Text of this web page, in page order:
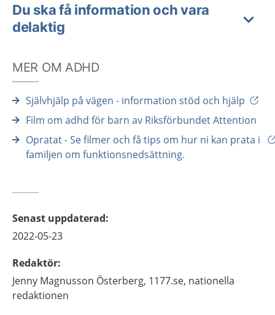
Du ska få information och vara
delaktig
MER OM ADHD
Självhjälp på vägen - information stöd och hjälp
Film om adhd för barn av Riksförbundet Attention
Opratat - Se filmer och få tips om hur ni kan prata i
familjen om funktionsnedsättning.
Senast uppdaterad:
2022-05-23
Redaktör:
Jenny Magnusson Österberg, 1177.se, nationella
redaktionen